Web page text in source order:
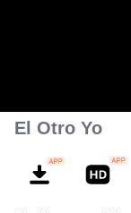
El Otro Yo